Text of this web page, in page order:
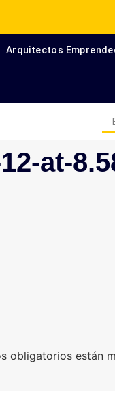
Arquitectos
at-
obligatorios están